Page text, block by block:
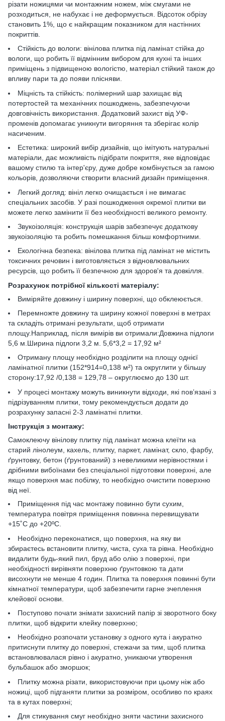
різати ножицями чи монтажним ножем, між смугами не
розходиться, не набухає і не деформується. Відсоток обрізу
становить 1%, що є найкращим показником для настінних
покриттів.
Стійкість до вологи: вінілова плитка під ламінат стійка до
вологи, що робить її відмінним вибором для кухні та інших
приміщень з підвищеною вологістю, матеріал стійкий також до
впливу пари та до появи плісняви.
Міцність та стійкість: полімерний шар захищає від
потертостей та механічних пошкоджень, забезпечуючи
довговічність використання. Додатковий захист від УФ-
променів допомагає уникнути вигоряння та зберігає колір
насиченим.
Естетика: широкий вибір дизайнів, що імітують натуральні
матеріали, дає можливість підібрати покриття, яке відповідає
вашому стилю та інтер'єру, дуже добре комбінується за гамою
кольорів, дозволяючи створити власний дизайн приміщення.
Легкий догляд: вініл легко очищається і не вимагає
спеціальних засобів. У разі пошкодження окремої плитки ви
можете легко замінити її без необхідності великого ремонту.
Звукоізоляція: конструкція шарів забезпечує додаткову
звукоізоляцію та робить помешкання більш комфортними.
Екологічна безпека: вінілова плитка під ламінат не містить
токсичних речовин і виготовляється з відновлювальних
ресурсів, що робить її безпечною для здоров'я та довкілля.
Розрахунок потрібної кількості матеріалу:
Виміряйте довжину і ширину поверхні, що обклеюється.
Перемножте довжину та ширину кожної поверхні в метрах
та складіть отримані результати, щоб отримати
площу.Наприклад, після вимірів ви отримали:Довжина підлоги
5,6 м.Ширина підлоги 3,2 м. 5,6*3,2 = 17,92 м²
Отриману площу необхідно розділити на площу однієї
ламінатної плитки (152*914=0,138 м²) та округлити у більшу
сторону:17,92 /0,138 = 129,78 – округлюємо до 130 шт.
У процесі монтажу можуть виникнути відходи, які пов’язані з
підрізуванням плитки, тому рекомендується додати до
розрахунку запасні 2-3 ламінатні плитки.
Інструкція з монтажу:
Самоклеючу вінілову плитку під ламінат можна клеїти на
старий лінолеум, кахель, плитку, паркет, ламінат, скло, фарбу,
ґрунтовку, бетон (ґрунтований) з невеликими нерівностями і
дрібними вибоїнами без спеціальної підготовки поверхні, але
якщо поверхня має побілку, то необхідно очистити поверхню
від неї.
Приміщення під час монтажу повинно бути сухим,
температура повітря приміщення повинна перевищувати
+15˚С до +20ºС.
Необхідно переконатися, що поверхня, на яку ви
збираєтесь встановити плитку, чиста, суха та рівна. Необхідно
видалити будь-який пил, бруд або олію з поверхні, при
необхідності вирівняти поверхню ґрунтовкою та дати
висохнути не менше 4 годин. Плитка та поверхня повинні бути
кімнатної температури, щоб забезпечити гарне зчеплення
клейової основи.
Поступово почати знімати захисний папір зі зворотного боку
плитки, щоб відкрити клейку поверхню;
Необхідно розпочати установку з одного кута і акуратно
притиснути плитку до поверхні, стежачи за тим, щоб плитка
встановлювалася рівно і акуратно, уникаючи утворення
бульбашок або зморшок;
Плитку можна різати, використовуючи при цьому ніж або
ножиці, щоб підганяти плитки за розміром, особливо по краях
та в кутах поверхні;
Для стикування смуг необхідно зняти частини захисного